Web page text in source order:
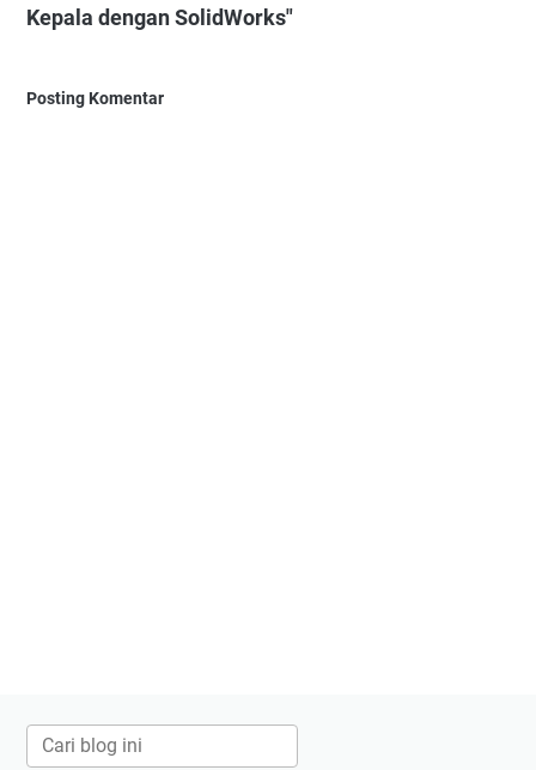
Kepala dengan SolidWorks"
Posting Komentar